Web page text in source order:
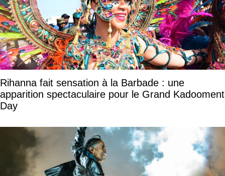
Rihanna fait sensation à la Barbade : une
apparition spectaculaire pour le Grand Kadooment
Day